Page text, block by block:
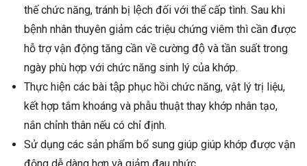
thế chức năng, tránh bị lệch đối với thể cấp tình. Sau khi
bệnh nhân thuyên giảm các triệu chứng viêm thì cần được
hỗ trợ vận động tăng cần về cường độ và tần suất trong
ngày phù hợp với chức năng sinh lý của khớp.
Thực hiện các bài tập phục hồi chức năng, vật lý trị liệu,
kết hợp tắm khoáng và phẫu thuật thay khớp nhân tạo,
nắn chỉnh thân nếu có chỉ định.
Sử dụng các sản phẩm bổ sung giúp giúp khớp được vận